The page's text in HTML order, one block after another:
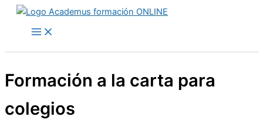
Formación a la carta para
colegios